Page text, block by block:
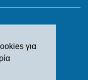
για